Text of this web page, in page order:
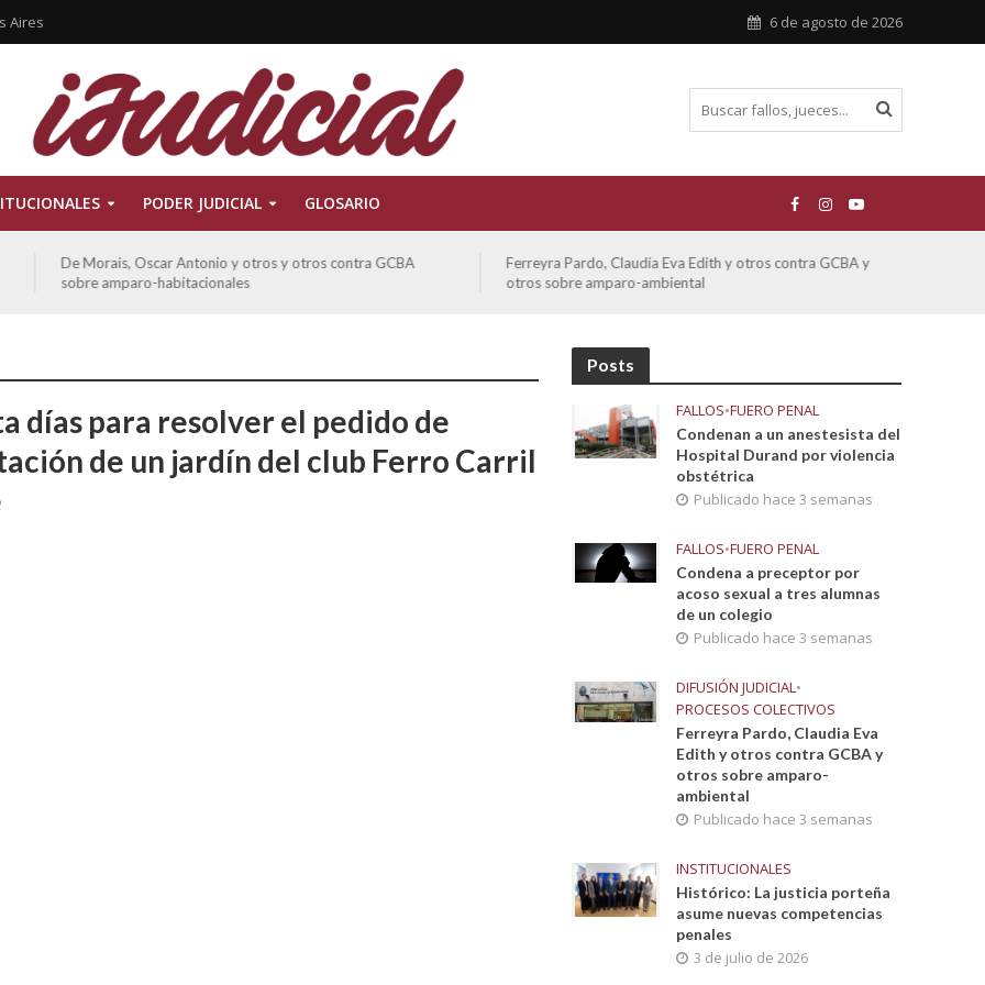
Aires 6 de agosto de 2026
PODER JUDICIAL GLOSARIO
Ferreyra Pardo, Claudia Eva Edith y otros contra GCBA y
otros sobre amparo-ambiental
ATE contra GCBA sobre amparo – empleo publico otros
días para resolver el pedido de
de un jardín del club Ferro Carril
Posts
FALLOS•FUERO PENAL
Condenan a un anestesista del
Hospital Durand por violencia
obstétrica
Publicado hace 3 semanas
FALLOS•FUERO PENAL
Condena a preceptor por
acoso sexual a tres alumnas
de un colegio
Publicado hace 3 semanas
DIFUSIÓN JUDICIAL•
PROCESOS COLECTIVOS
Ferreyra Pardo, Claudia Eva
Edith y otros contra GCBA y
otros sobre amparo-
ambiental
Publicado hace 3 semanas
INSTITUCIONALES
Histórico: La justicia porteña
asume nuevas competencias
penales
3 de julio de 2026